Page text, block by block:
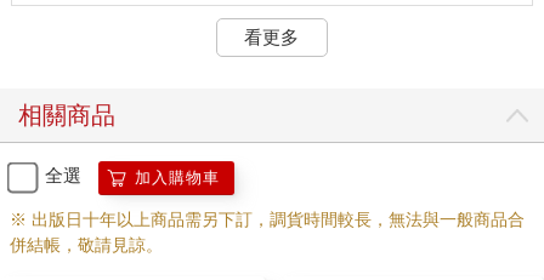
陣燥熱，急匆匆地想刪除文章，卻只跳出已登錄文章無法刪除的
一陣刺痛。
只要肯耐心閱讀，它就是一篇非常有趣的故事，為何沒有一個人
願意給它機會呢？要是能力所及，我也很想贊助斗內作者，但對
我這個混口飯吃都有困難的上班族來說，手頭實在沒有那樣的餘
裕。
看更多
相關商品
全選 加入購物車
※ 出版日十年以上商品需另下訂，調貨時間較長，無法與一般商品合
併結帳，敬請見諒。